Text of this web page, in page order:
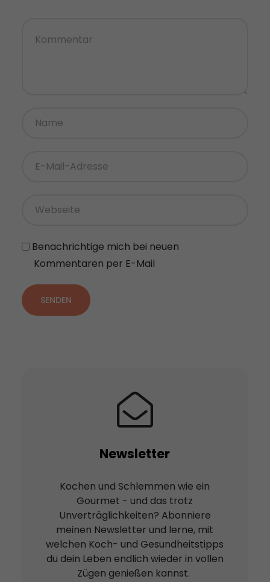
Benachrichtige mich bei neuen
Kommentaren per E-Mail
SENDEN
Newsletter
Kochen und Schlemmen wie ein
Gourmet - und das trotz
Unverträglichkeiten? Abonniere
meinen Newsletter und lerne, mit
welchen Koch- und Gesundheitstipps
du dein Leben endlich wieder in vollen
Zügen genießen kannst.